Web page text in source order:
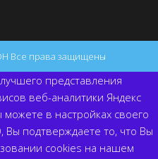
Все права защищены
представления
веб-аналитики Яндекс
в настройках своего
подтверждаете то, что Вы
cookies на нашем